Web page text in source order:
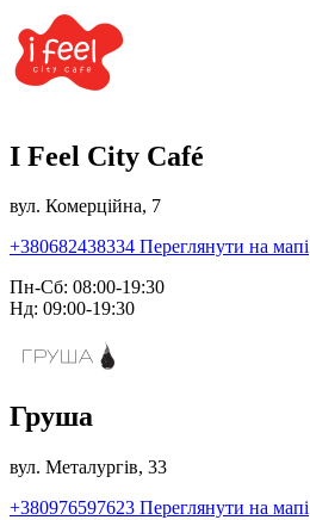
I Feel City Café
вул. Комерційна, 7
+380682438334 Переглянути на мапі
Пн-Сб: 08:00-19:30
Нд: 09:00-19:30
Груша
вул. Металургів, 33
+380976597623 Переглянути на мапі